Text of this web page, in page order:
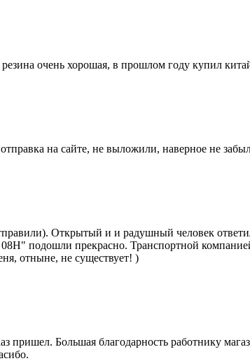
очень хорошая, в прошлом году купил
на сайте, не выложили, наверное не
Открытый и и радушный человек
подошли прекрасно. Транспортной
отныне, не существует! )
пришел. Большая благодарность работнику